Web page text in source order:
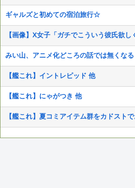
ギャルズと初めての宿泊旅行☆
【艦これ】イントレピッド 他
【艦これ】にゃがつき 他
【艦これ】夏コミアイテム群をカドストで